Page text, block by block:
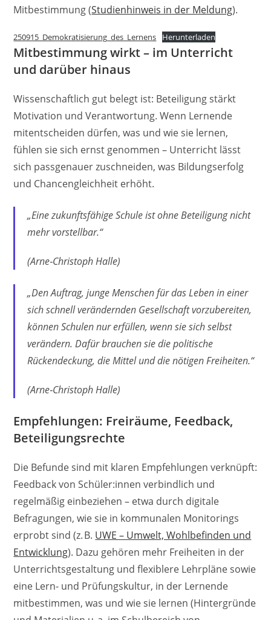
Mitbestimmung (Studienhinweis in der Meldung).
250915_Demokratisierung_des_Lernens Herunterladen
Mitbestimmung wirkt – im Unterricht
und darüber hinaus
Wissenschaftlich gut belegt ist: Beteiligung stärkt
Motivation und Verantwortung. Wenn Lernende
mitentscheiden dürfen, was und wie sie lernen,
fühlen sie sich ernst genommen – Unterricht lässt
sich passgenauer zuschneiden, was Bildungserfolg
und Chancengleichheit erhöht.
„Eine zukunftsfähige Schule ist ohne Beteiligung nicht
mehr vorstellbar.“
(Arne‑Christoph Halle)
„Den Auftrag, junge Menschen für das Leben in einer
sich schnell verändernden Gesellschaft vorzubereiten,
können Schulen nur erfüllen, wenn sie sich selbst
verändern. Dafür brauchen sie die politische
Rückendeckung, die Mittel und die nötigen Freiheiten.“
(Arne‑Christoph Halle)
Empfehlungen: Freiräume, Feedback,
Beteiligungsrechte
Die Befunde sind mit klaren Empfehlungen verknüpft:
Feedback von Schüler:innen verbindlich und
regelmäßig einbeziehen – etwa durch digitale
Befragungen, wie sie in kommunalen Monitorings
erprobt sind (z. B. UWE – Umwelt, Wohlbefinden und
Entwicklung). Dazu gehören mehr Freiheiten in der
Unterrichtsgestaltung und flexiblere Lehrpläne sowie
eine Lern- und Prüfungskultur, in der Lernende
mitbestimmen, was und wie sie lernen (Hintergründe